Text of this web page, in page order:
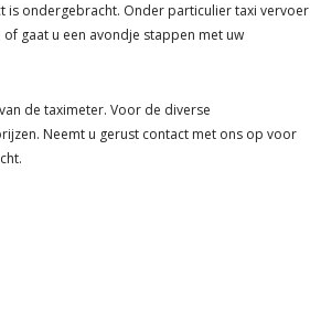
is ondergebracht. Onder particulier taxi vervoer
gaat u een avondje stappen met uw
de taximeter. Voor de diverse
Neemt u gerust contact met ons op voor